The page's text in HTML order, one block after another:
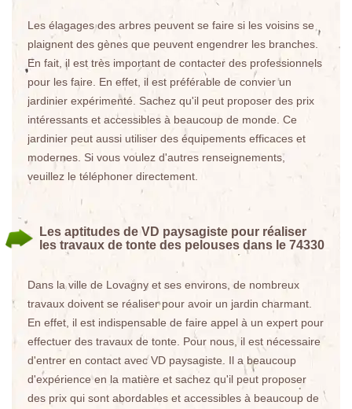
Les élagages des arbres peuvent se faire si les voisins se
plaignent des gènes que peuvent engendrer les branches.
En fait, il est très important de contacter des professionnels
pour les faire. En effet, il est préférable de convier un
jardinier expérimenté. Sachez qu'il peut proposer des prix
intéressants et accessibles à beaucoup de monde. Ce
jardinier peut aussi utiliser des équipements efficaces et
modernes. Si vous voulez d'autres renseignements,
veuillez le téléphoner directement.
Les aptitudes de VD paysagiste pour réaliser
les travaux de tonte des pelouses dans le 74330
Dans la ville de Lovagny et ses environs, de nombreux
travaux doivent se réaliser pour avoir un jardin charmant.
En effet, il est indispensable de faire appel à un expert pour
effectuer des travaux de tonte. Pour nous, il est nécessaire
d'entrer en contact avec VD paysagiste. Il a beaucoup
d'expérience en la matière et sachez qu'il peut proposer
des prix qui sont abordables et accessibles à beaucoup de